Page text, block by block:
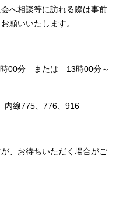
へ相談等に訪れる際は事前
願いいたします。
00分 または 13時00分～
775、776、916
お待ちいただく場合がご